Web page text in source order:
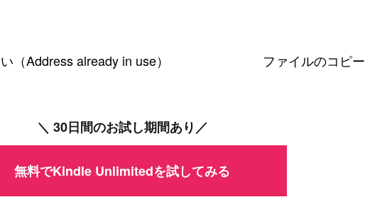
Other
r Side
（Address already in use） ファイルのコピー
＼ 30日間のお試し期間あり／
無料でKindle Unlimitedを試してみる